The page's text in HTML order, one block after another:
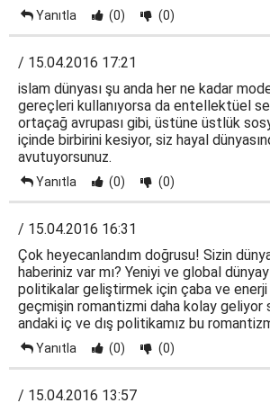
Yanıtla (0) (0)
/ 15.04.2016 17:21
islam dünyası şu anda her ne kadar
gereçleri kullanıyorsa da entellektüel
ortaçağ avrupası gibi, üstüne üstlük
içinde birbirini kesiyor, siz hayal
avutuyorsunuz.
Yanıtla (0) (0)
/ 15.04.2016 16:31
Çok heyecanlandım doğrusu! Sizin
haberiniz var mı? Yeniyi ve global
politikalar geliştirmek için çaba ve enerji
geçmişin romantizmi daha kolay geliyor
andaki iç ve dış politikamız bu
Yanıtla (0) (0)
/ 15.04.2016 13:57